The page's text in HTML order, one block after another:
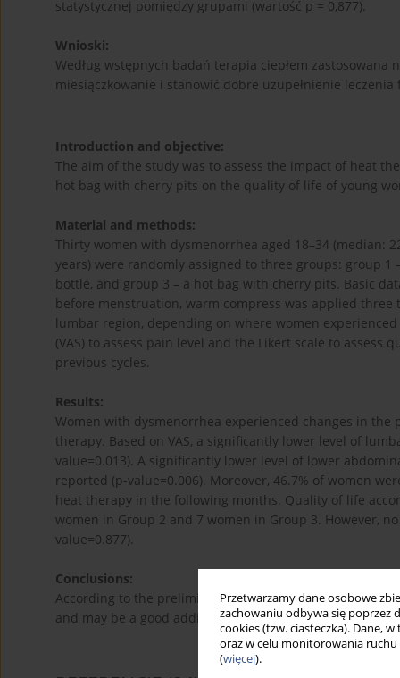
Przetwarzamy dane osobowe
zachowaniu odbywa się poprzez
cookies (tzw. ciasteczka). Dane,
oraz w celu monitorowania ruchu
(więcej).
statystycznej pomiędzy grupami (wartość p = 0,877).
Wnioski:
Według wstępnych badań terapia ciepłem
miesiączkowanie i stanowić dobre uzupełnienie leczenia
Introduction and objective:
The aim of the study was to assess the impact of heat
hot bag with cherry pits on the quality of life of young
Material and methods:
Thirty women with dysmenorrhea aged 18–34 (median:
years) were randomly assigned to three groups: group
bottle, and group 3 – a hot bag with cherry pits. Basic
before menstruation, warm compress was applied
lumbar region, depending on where women
(VAS) to assess pain level and the Likert scale to
previous cycles.
Results:
Women with dysmenorrhea experienced changes in
therapy. Based on VAS, a significantly lower level of
value=0.013). A significantly lower level of lower
reported (p-value=0.006). Moreover, 46.7% of women
heat therapy in the following months. Quality of life
women in Group 2 and 7 women in Group 3. However,
value=0.877).
Conclusions:
According to the preliminary results, heat therapy
and may be a good addition to pharmacological